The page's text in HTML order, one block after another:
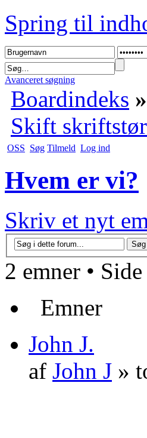
Spring til
Avanceret søgning
Boardindeks »
Skift
OSS Søg Tilmeld Log ind
Hvem er vi?
Skriv et nyt
2 emner • Side
Emner
John J.
af John J »